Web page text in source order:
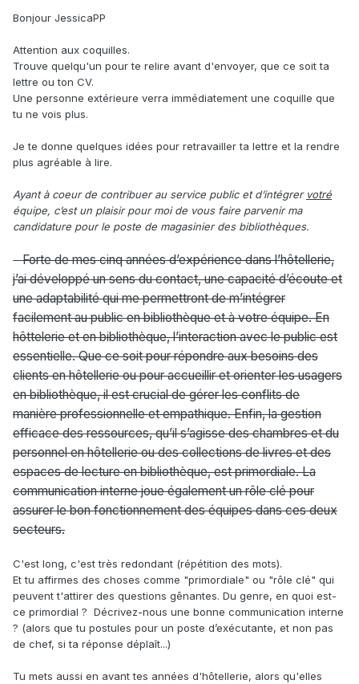
Bonjour JessicaPP
Attention aux coquilles.
Trouve quelqu'un pour te relire avant d'envoyer, que ce soit ta
lettre ou ton CV.
Une personne extérieure verra immédiatement une coquille que
tu ne vois plus.
Je te donne quelques idées pour retravailler ta lettre et la rendre
plus agréable à lire.
Ayant à coeur de contribuer au service public et d’intégrer votré
équipe, c’est un plaisir pour moi de vous faire parvenir ma
candidature pour le poste de magasinier des bibliothèques.
Forte de mes cinq années d’expérience dans l’hôtellerie,
j’ai développé un sens du contact, une capacité d’écoute et
une adaptabilité qui me permettront de m’intégrer
facilement au public en bibliothèque et à votre équipe. En
hôttelerie et en bibliothèque, l’interaction avec le public est
essentielle. Que ce soit pour répondre aux besoins des
clients en hôtellerie ou pour accueillir et orienter les usagers
en bibliothèque, il est crucial de gérer les conflits de
manière professionnelle et empathique. Enfin, la gestion
efficace des ressources, qu’il s’agisse des chambres et du
personnel en hôtellerie ou des collections de livres et des
espaces de lecture en bibliothèque, est primordiale. La
communication interne joue également un rôle clé pour
assurer le bon fonctionnement des équipes dans ces deux
secteurs.
C'est long, c'est très redondant (répétition des mots).
Et tu affirmes des choses comme "primordiale" ou "rôle clé" qui
peuvent t'attirer des questions gênantes. Du genre, en quoi est-
ce primordial ? Décrivez-nous une bonne communication interne
? (alors que tu postules pour un poste d’exécutante, et non pas
de chef, si ta réponse déplaît...)
Tu mets aussi en avant tes années d'hôtellerie, alors qu'elles